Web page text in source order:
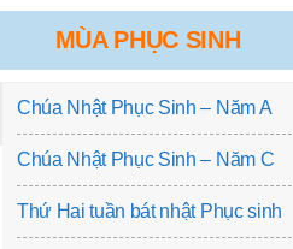
MÙA PHỤC SINH
Chúa Nhật Phục Sinh – Năm A
Chúa Nhật Phục Sinh – Năm C
Thứ Hai tuần bát nhật Phục sinh